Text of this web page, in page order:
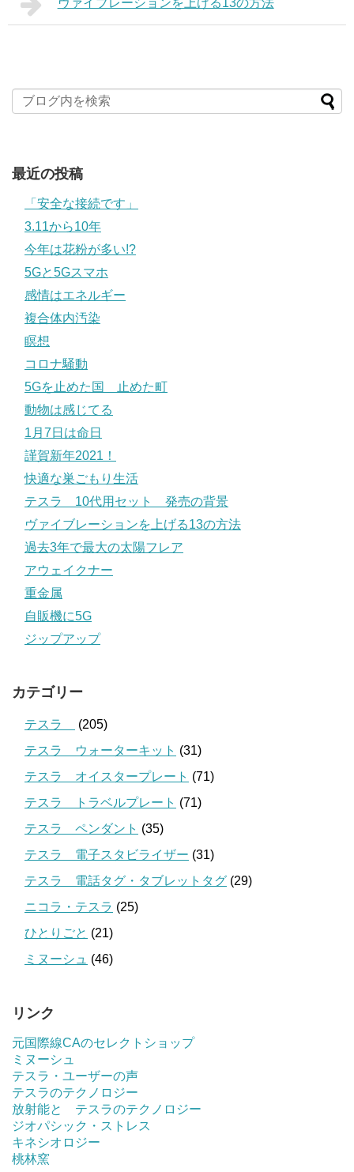
最近の投稿
「安全な接続です」
3.11から10年
今年は花粉が多い!?
5Gと5Gスマホ
感情はエネルギー
複合体内汚染
瞑想
コロナ騒動
5Gを止めた国 止めた町
動物は感じてる
1月7日は命日
謹賀新年2021！
快適な巣ごもり生活
テスラ 10代用セット 発売の背景
ヴァイブレーションを上げる13の方法
過去3年で最大の太陽フレア
アウェイクナー
重金属
自販機に5G
ジップアップ
カテゴリー
テスラ
(205)
テスラ ウォーターキット (31)
テスラ オイスタープレート (71)
テスラ トラベルプレート (71)
テスラ ペンダント (35)
テスラ 電子スタビライザー (31)
テスラ 電話タグ・タブレットタグ (29)
ニコラ・テスラ (25)
ひとりごと (21)
ミヌーシュ (46)
リンク
元国際線CAのセレクトショップ
ミヌーシュ
テスラ・ユーザーの声
テスラのテクノロジー
放射能と テスラのテクノロジー
ジオパシック・ストレス
キネシオロジー
桃林窯